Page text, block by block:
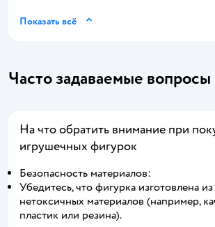
Показать всё
Часто задаваемые вопросы
На что обратить внимание при
игрушечных фигурок
Безопасность материалов:
Убедитесь, что фигурка изготовлена
нетоксичных материалов (например,
пластик или резина).